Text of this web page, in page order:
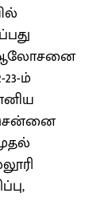
ஆலோசனை
ம்